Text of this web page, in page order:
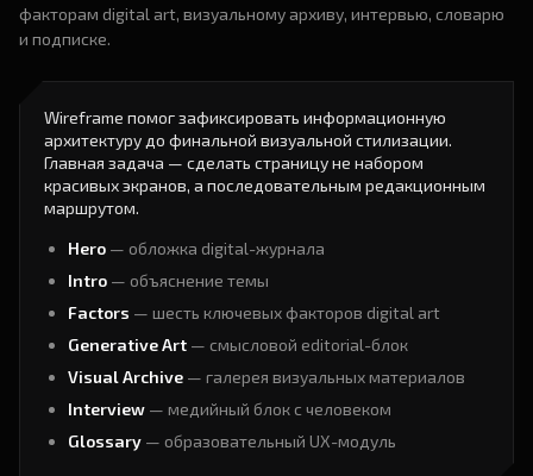
факторам digital art, визуальному архиву, интервью, словарю
и подписке.
Wireframe помог зафиксировать информационную
архитектуру до финальной визуальной стилизации.
Главная задача — сделать страницу не набором
красивых экранов, а последовательным редакционным
маршрутом.
Hero — обложка digital-журнала
Intro — объяснение темы
Factors — шесть ключевых факторов digital art
Generative Art — смысловой editorial-блок
Visual Archive — галерея визуальных материалов
Interview — медийный блок с человеком
Glossary — образовательный UX-модуль